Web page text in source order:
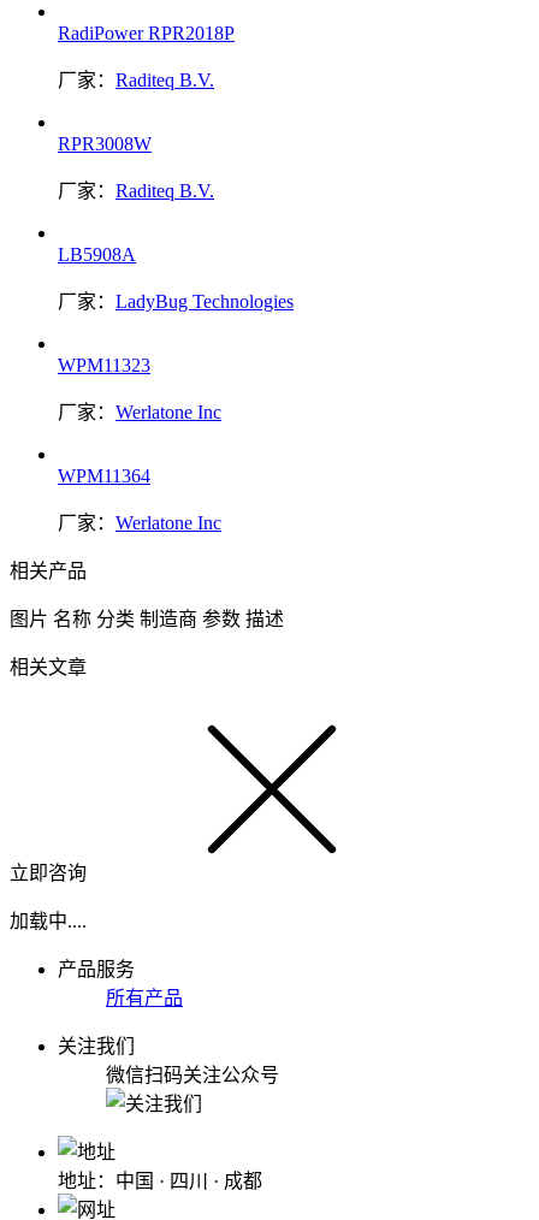
RadiPower RPR2018P
厂家： Raditeq B.V.
RPR3008W
厂家： Raditeq B.V.
LB5908A
厂家： LadyBug Technologies
WPM11323
厂家： Werlatone Inc
WPM11364
厂家： Werlatone Inc
相关产品
图片 名称 分类 制造商 参数 描述
相关文章
立即咨询
加载中....
产品服务
所有产品
关注我们
微信扫码关注公众号
地址：中国 · 四川 · 成都